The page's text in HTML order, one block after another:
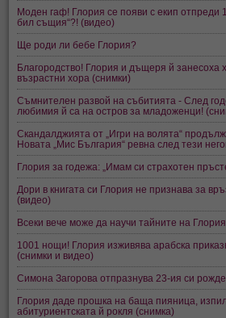
Моден гаф! Глория се появи с екип отпреди
бил същия“?! (видео)
Ще роди ли бебе Глория?
Благородство! Глория и дъщеря й занесоха
възрастни хора (снимки)
Съмнителен развой на събитията - След
любимия й са на остров за младоженци!
Скандалджията от „Игри на волята“
Новата „Мис България“ ревна след тези
Глория за годежа: „Имам си страхотен
Дори в книгата си Глория не признава за
(видео)
Всеки вече може да научи тайните на
1001 нощи! Глория изживява арабска
(снимки и видео)
Симона Загорова отпразнува 23-ия си
Глория даде прошка на баща пияница,
абитуриентската й рокля (снимка)